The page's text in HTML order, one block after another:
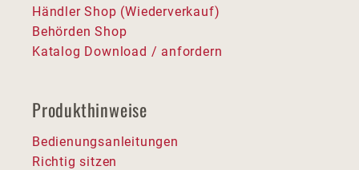
Händler Shop (Wiederverkauf)
Behörden Shop
Katalog Download / anfordern
Produkthinweise
Bedienungsanleitungen
Richtig sitzen